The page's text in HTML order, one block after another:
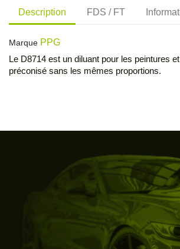
Description FDS / FT
Marque PPG
Le D8714 est un diluant pour les peintures
préconisé sans les mêmes proportions.